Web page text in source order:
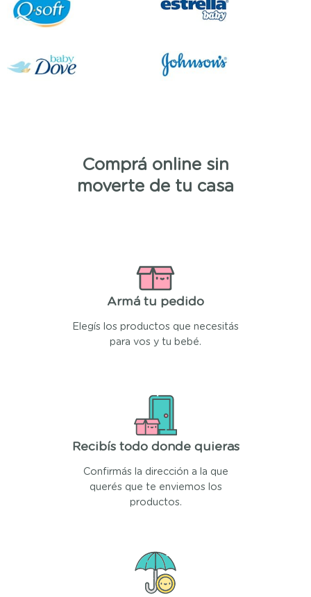
Comprá online sin
moverte de tu casa
Armá tu pedido
Elegís los productos que necesitás
para vos y tu bebé.
Recibís todo donde quieras
Confirmás la dirección a la que
querés que te enviemos los
productos.